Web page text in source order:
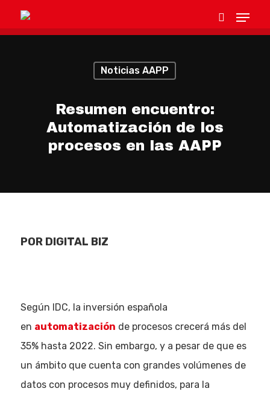
Hit enter to search or ESC to close
Noticias AAPP
Resumen encuentro:
Automatización de los
procesos en las AAPP
POR DIGITAL BIZ
Según IDC, la inversión española
en automatización de procesos crecerá más del
35% hasta 2022. Sin embargo, y a pesar de que es
un ámbito que cuenta con grandes volúmenes de
datos con procesos muy definidos, para la